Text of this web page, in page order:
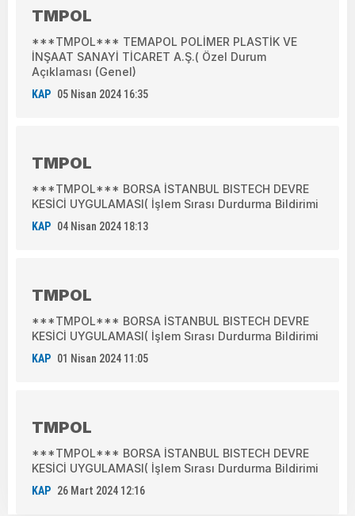
TMPOL
***TMPOL*** TEMAPOL POLİMER PLASTİK VE
İNŞAAT SANAYİ TİCARET A.Ş.( Özel Durum
Açıklaması (Genel)
KAP 05 Nisan 2024 16:35
TMPOL
***TMPOL*** BORSA İSTANBUL BISTECH DEVRE
KESİCİ UYGULAMASI( İşlem Sırası Durdurma Bildirimi
KAP 04 Nisan 2024 18:13
TMPOL
***TMPOL*** BORSA İSTANBUL BISTECH DEVRE
KESİCİ UYGULAMASI( İşlem Sırası Durdurma Bildirimi
KAP 01 Nisan 2024 11:05
TMPOL
***TMPOL*** BORSA İSTANBUL BISTECH DEVRE
KESİCİ UYGULAMASI( İşlem Sırası Durdurma Bildirimi
KAP 26 Mart 2024 12:16